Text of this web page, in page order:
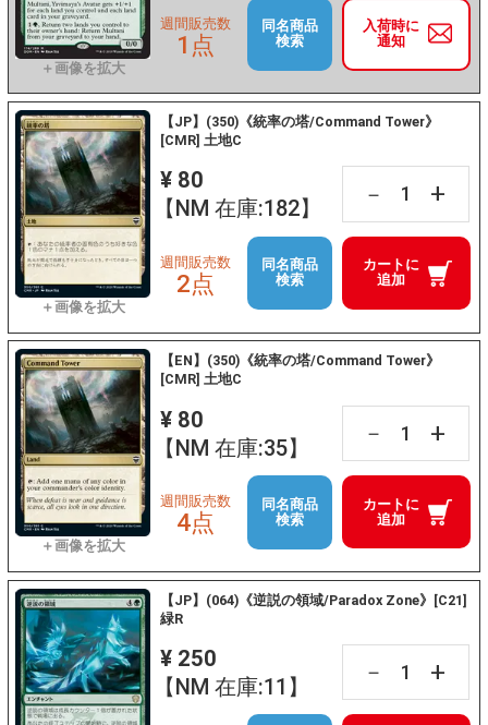
入荷時に
通知
週間販売数
1点
同名商品
検索
【JP】(350)《統率の塔/Command Tower》
[CMR] 土地C
¥ 80
【NM 在庫:182】
－ +
カートに
追加
週間販売数
2点
同名商品
検索
【EN】(350)《統率の塔/Command Tower》
[CMR] 土地C
¥ 80
【NM 在庫:35】
－ +
カートに
追加
週間販売数
4点
同名商品
検索
【JP】(064)《逆説の領域/Paradox Zone》[C21]
緑R
¥ 250
【NM 在庫:11】
－ +